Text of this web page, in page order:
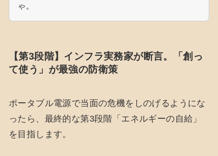
ゃ。
【第3段階】インフラ実務家が断言。「創っ
て使う」が最強の防衛策
ポータブル電源で当面の危機をしのげるようにな
ったら、最終的な第3段階「エネルギーの自給」
を目指します。